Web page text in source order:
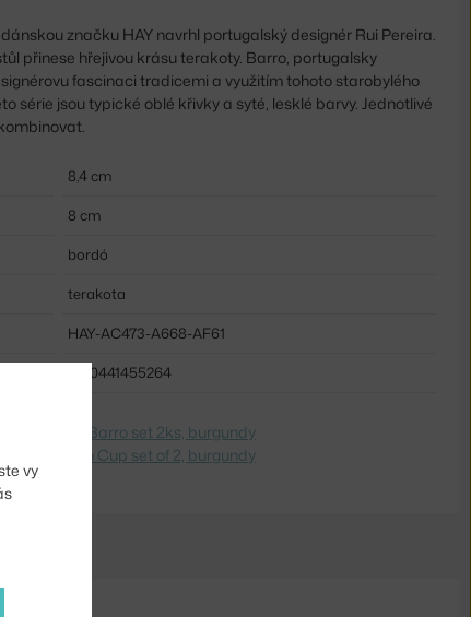
značku HAY navrhl portugalský designér Rui Pereira.
přinese hřejivou krásu terakoty. Barro, portugalsky
fascinaci tradicemi a využitím tohoto starobylého
série jsou typické oblé křivky a syté, lesklé barvy. Jednotlivé
8,4 cm
8 cm
bordó
terakota
HAY-AC473-A668-AF61
5710441455264
Hrnček Barro set 2ks, burgundy
Barro Cup set of 2, burgundy
vy